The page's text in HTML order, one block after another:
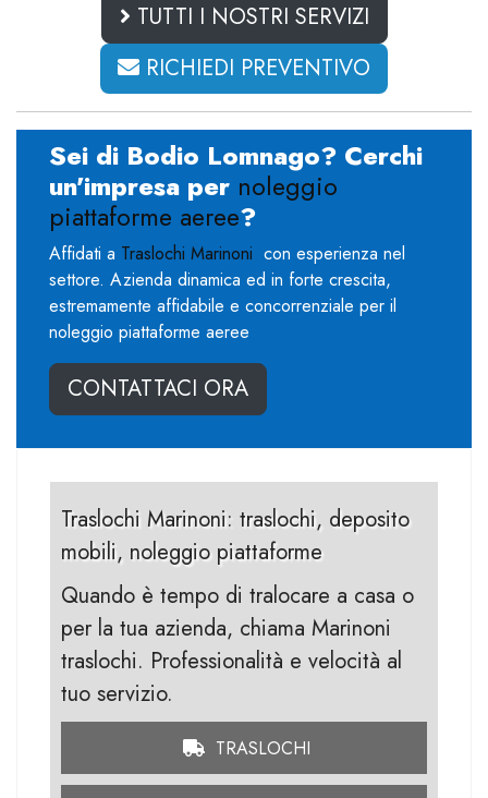
TUTTI I NOSTRI SERVIZI
RICHIEDI PREVENTIVO
Sei di Bodio Lomnago? Cerchi
un'impresa per noleggio
piattaforme aeree?
Affidati a Traslochi Marinoni con esperienza nel
settore. Azienda dinamica ed in forte crescita,
estremamente affidabile e concorrenziale per il
noleggio piattaforme aeree
CONTATTACI ORA
Traslochi Marinoni: traslochi, deposito
mobili, noleggio piattaforme
Quando è tempo di tralocare a casa o
per la tua azienda, chiama Marinoni
traslochi. Professionalità e velocità al
tuo servizio.
TRASLOCHI